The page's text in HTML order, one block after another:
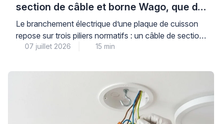
section de câble et borne Wago, que dit
la norme ?
Le branchement électrique d’une plaque de cuisson
repose sur trois piliers normatifs : un câble de section
adaptée (6 mm² pour les plaques jusqu’à 7 400 W,
conforme à la norme NF C 15-100, et des
connexions dimensionnées pour supporter l’intensité
requise. Comprendre ces règles […]
07 juillet 2026 15 min